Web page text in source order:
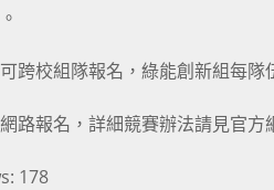
跨校組隊報名，綠能創新組每
路報名，詳細競賽辦法請見官
178